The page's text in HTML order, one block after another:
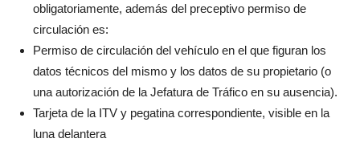
obligatoriamente, además del preceptivo permiso de
circulación es:
Permiso de circulación del vehículo en el que figuran los
datos técnicos del mismo y los datos de su propietario (o
una autorización de la Jefatura de Tráfico en su ausencia).
Tarjeta de la ITV y pegatina correspondiente, visible en la
luna delantera